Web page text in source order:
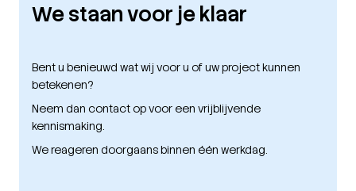
We staan voor je klaar
Bent u benieuwd wat wij voor u of uw project kunnen
betekenen?
Neem dan contact op voor een vrijblijvende
kennismaking.
We reageren doorgaans binnen één werkdag.